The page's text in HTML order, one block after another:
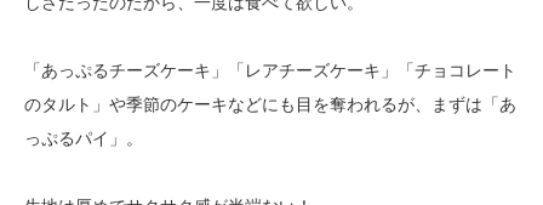
「あっぷるチーズケーキ」「レアチーズケーキ」「チョコレート
のタルト」や季節のケーキなどにも目を奪われるが、まずは「あ
っぷるパイ」。